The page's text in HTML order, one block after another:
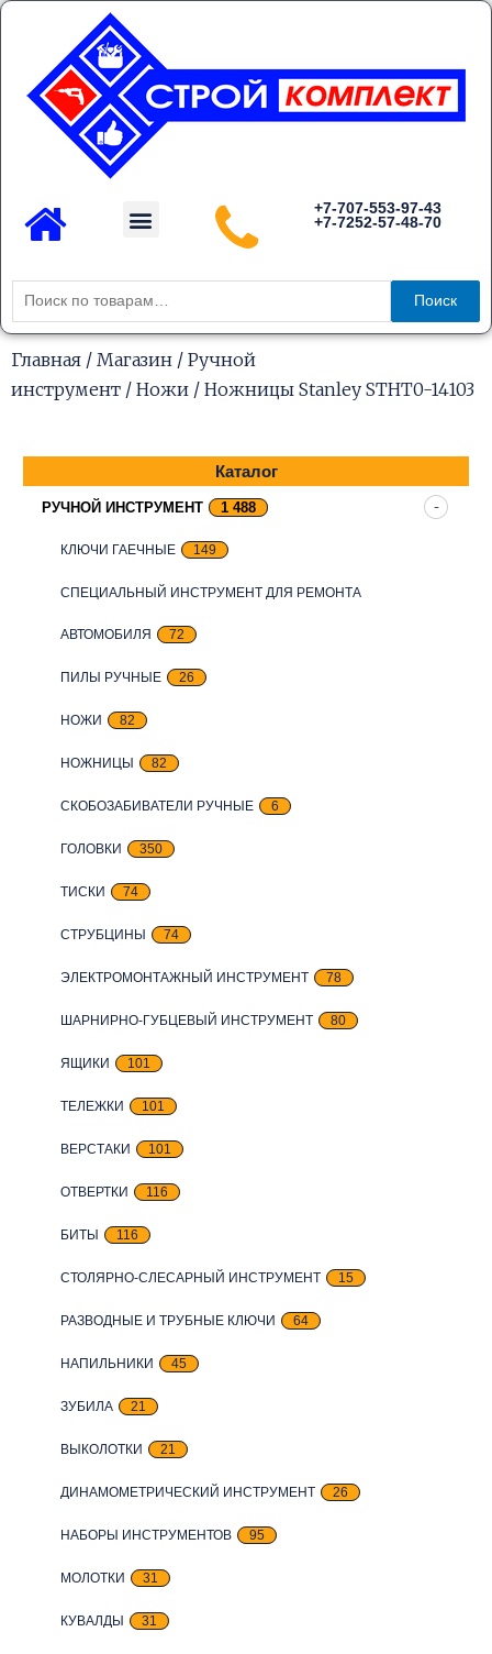
Перейти
содержимому
Menu
+7-707-553-97-43
+7-7252-57-48-70
Искать:
Поиск
Главная / Магазин / Ручной
инструмент / Ножи / Ножницы Stanley STHT0-14103
Каталог
РУЧНОЙ ИНСТРУМЕНТ 1 488
КЛЮЧИ ГАЕЧНЫЕ 149
СПЕЦИАЛЬНЫЙ ИНСТРУМЕНТ ДЛЯ РЕМОНТА
АВТОМОБИЛЯ 72
ПИЛЫ РУЧНЫЕ 26
НОЖИ 82
НОЖНИЦЫ 82
СКОБОЗАБИВАТЕЛИ РУЧНЫЕ 6
ГОЛОВКИ 350
ТИСКИ 74
СТРУБЦИНЫ 74
ЭЛЕКТРОМОНТАЖНЫЙ ИНСТРУМЕНТ 78
ШАРНИРНО-ГУБЦЕВЫЙ ИНСТРУМЕНТ 80
ЯЩИКИ 101
ТЕЛЕЖКИ 101
ВЕРСТАКИ 101
ОТВЕРТКИ 116
БИТЫ 116
СТОЛЯРНО-СЛЕСАРНЫЙ ИНСТРУМЕНТ 15
РАЗВОДНЫЕ И ТРУБНЫЕ КЛЮЧИ 64
НАПИЛЬНИКИ 45
ЗУБИЛА 21
ВЫКОЛОТКИ 21
ДИНАМОМЕТРИЧЕСКИЙ ИНСТРУМЕНТ 26
НАБОРЫ ИНСТРУМЕНТОВ 95
МОЛОТКИ 31
КУВАЛДЫ 31